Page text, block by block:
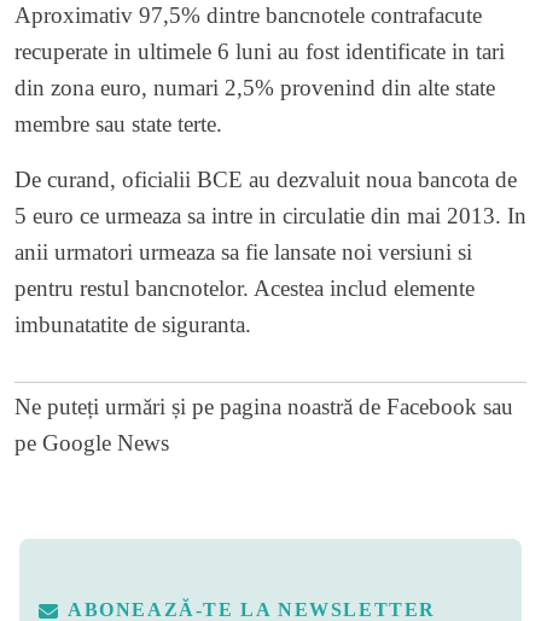
Aproximativ 97,5% dintre bancnotele contrafacute
recuperate in ultimele 6 luni au fost identificate in tari
din zona euro, numari 2,5% provenind din alte state
membre sau state terte.
De curand, oficialii BCE au dezvaluit noua bancota de
5 euro ce urmeaza sa intre in circulatie din mai 2013. In
anii urmatori urmeaza sa fie lansate noi versiuni si
pentru restul bancnotelor. Acestea includ elemente
imbunatatite de siguranta.
Ne puteți urmări și pe pagina noastră de Facebook sau
pe Google News
ABONEAZĂ-TE LA NEWSLETTER